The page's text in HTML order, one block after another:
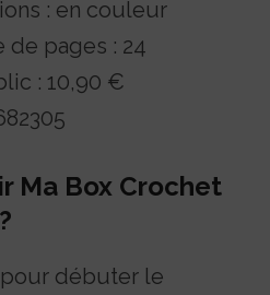
: en couleur
de pages : 24
: 10,90 €
Ma Box Crochet
pour débuter le